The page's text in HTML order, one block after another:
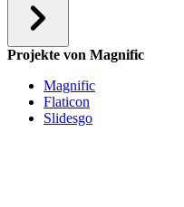
Projekte von Magnific
Magnific
Flaticon
Slidesgo